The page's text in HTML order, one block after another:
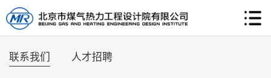
联系我们 人才招聘